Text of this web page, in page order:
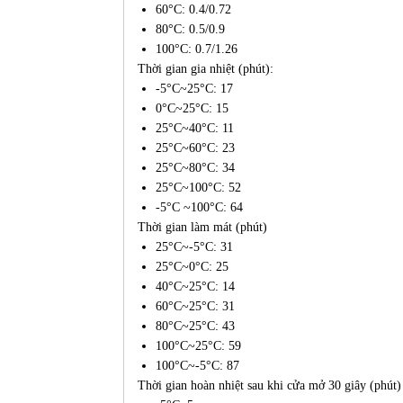
60°C: 0.4/0.72
80°C: 0.5/0.9
100°C: 0.7/1.26
Thời gian gia nhiệt (phút):
-5°C~25°C: 17
0°C~25°C: 15
25°C~40°C: 11
25°C~60°C: 23
25°C~80°C: 34
25°C~100°C: 52
-5°C ~100°C: 64
Thời gian làm mát (phút)
25°C~-5°C: 31
25°C~0°C: 25
40°C~25°C: 14
60°C~25°C: 31
80°C~25°C: 43
100°C~25°C: 59
100°C~-5°C: 87
Thời gian hoàn nhiệt sau khi cửa mở 30 giây